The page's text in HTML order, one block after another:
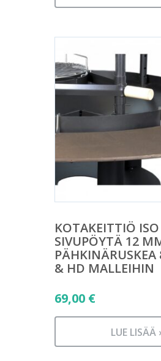
KOTAKEITTIÖ ISO
SIVUPÖYTÄ 12
& HD MALLEIHIN
69,00 €
LUE LISÄÄ